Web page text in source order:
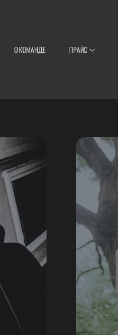
О КОМАНДЕ ПРАЙС